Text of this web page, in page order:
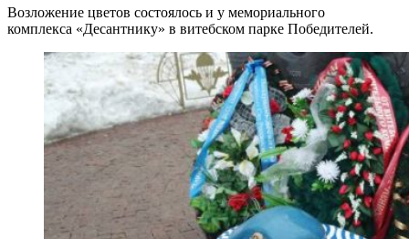
Возложение цветов состоялось и у мемориального
комплекса «Десантнику» в витебском парке Победителей.